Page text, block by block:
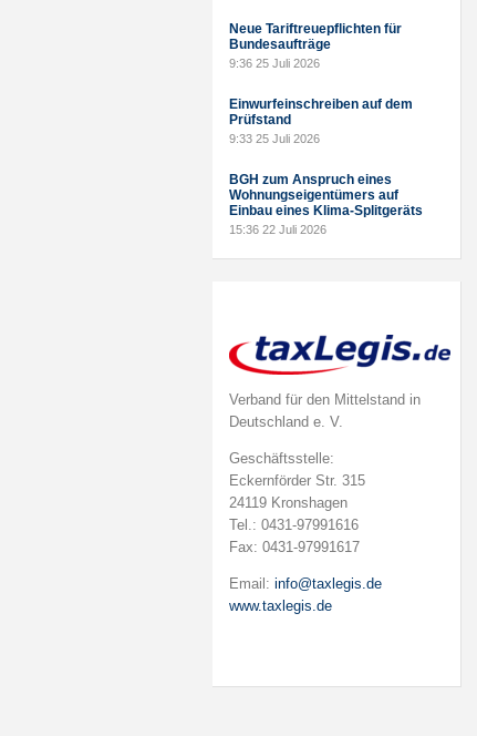
Neue Tariftreuepflichten für
Bundesaufträge
9:36 25 Juli 2026
Einwurfeinschreiben auf dem
Prüfstand
9:33 25 Juli 2026
BGH zum Anspruch eines
Wohnungseigentümers auf
Einbau eines Klima-Splitgeräts
15:36 22 Juli 2026
Verband für den Mittelstand in
Deutschland e. V.
Geschäftsstelle:
Eckernförder Str. 315
24119 Kronshagen
Tel.: 0431-97991616
Fax: 0431-97991617
Email: info@taxlegis.de
www.taxlegis.de